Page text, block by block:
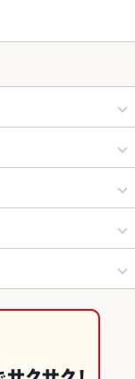
エスカルゴ